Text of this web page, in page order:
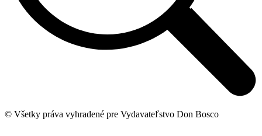
© Všetky práva vyhradené pre Vydavateľstvo Don Bosco